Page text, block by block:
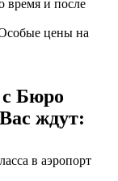
время и после
цены на
Бюро
ждут:
в аэропорт